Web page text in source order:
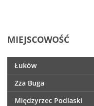
MIEJSCOWOŚĆ
Łuków
Zza Buga
Międzyrzec Podlaski